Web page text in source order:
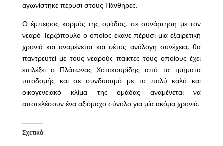
αγωνίστηκε πέρυσι στους Πάνθηρες.
Ο έμπειρος κορμός της ομάδας, σε συνάρτηση με τον
νεαρό Τερζόπουλο ο οποίος έκανε πέρυσι μία εξαιρετική
χρονιά και αναμένεται και φέτος ανάλογη συνέχεια, θα
παντρευτεί με τους νεαρούς παίκτες τους οποίους έχει
επιλέξει ο Πλάτωνας Χοτοκουρίδης από τα τμήματα
υποδομής και σε συνδυασμό με το πολύ καλό και
οικογενειακό κλίμα της ομάδας αναμένεται να
αποτελέσουν ένα αξιόμαχο σύνολο για μία ακόμα χρονιά.
Σχετικά